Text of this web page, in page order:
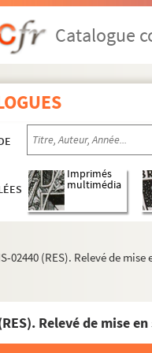
Catalogue
Imprimés
multimédia
02440 (RES). Relevé de mise
Relevé de mise en
Les petites filles modèles :
Les petites Godin :
Jules de Gastyne. Les
Les petits : pièce en 3 actes.
Georges Fernoux. Les petits
et Delacour. Les petits
Un peu de musique : pièce
La peur des coups :
: comédie en 3 actes
Henri Falk. Phili : conte